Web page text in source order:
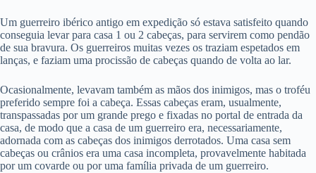
Um guerreiro ibérico antigo em expedição só estava satisfeito quando
conseguia levar para casa 1 ou 2 cabeças, para servirem como pendão
de sua bravura. Os guerreiros muitas vezes os traziam espetados em
lanças, e faziam uma procissão de cabeças quando de volta ao lar.
Ocasionalmente, levavam também as mãos dos inimigos, mas o troféu
preferido sempre foi a cabeça. Essas cabeças eram, usualmente,
transpassadas por um grande prego e fixadas no portal de entrada da
casa, de modo que a casa de um guerreiro era, necessariamente,
adornada com as cabeças dos inimigos derrotados. Uma casa sem
cabeças ou crânios era uma casa incompleta, provavelmente habitada
por um covarde ou por uma família privada de um guerreiro.